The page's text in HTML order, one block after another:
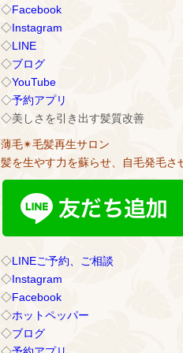
◇Facebook
◇Instagram
◇LINE
◇ブログ
◇YouTube
◇予約アプリ
◇美しさを引き出す髪質改善
薄毛✴︎毛髪再生サロン
髪を生やす力を蘇らせ、自毛発毛さ
◇LINEご予約、ご相談
◇Instagram
◇Facebook
◇ホットペッパー
◇ブログ